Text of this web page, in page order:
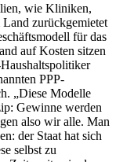
wie Kliniken,
zurückgemietet
für das
auf Kosten sitzen
PPP-
„Diese Modelle
Gewinne werden
also wir alle. Man
der Staat hat sich
selbst zu